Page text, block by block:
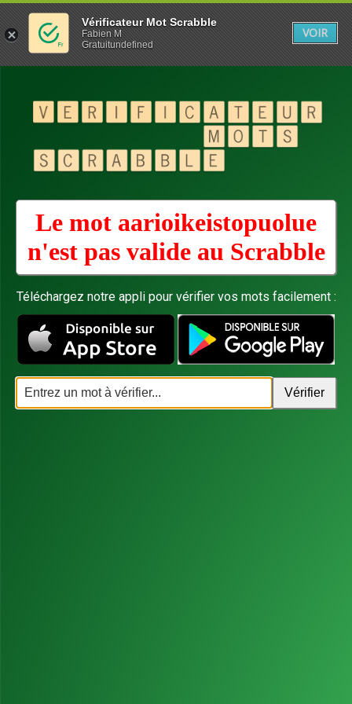
Le mot aarioikeistopuolue
n'est pas valide au Scrabble
Téléchargez notre appli pour vérifier vos mots facilement :
Vérificateur Mot Scrabble
Fabien M
Gratuitundefined
VOIR